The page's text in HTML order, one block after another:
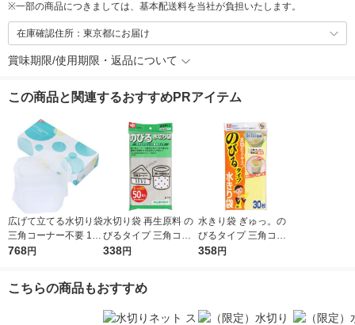
※一部の商品につきましては、基本配送料を当社が負担いたします。
在庫確認住所：東京都にお届け
賞味期限/使用期限・返品について
この商品と関連するおすすめPRアイテム
広げて立てる水切り袋
三角コーナー不要 100
枚入 1箱 レック
768円
水切り袋 再生原料 の
びるタイプ 三角コー
ナー・排水口 兼用 1
338円
水きり袋 ぎゅっ。の
びるタイプ 三角コー
ナー・排水口 兼用 1
358円
こちらの商品もおすすめ